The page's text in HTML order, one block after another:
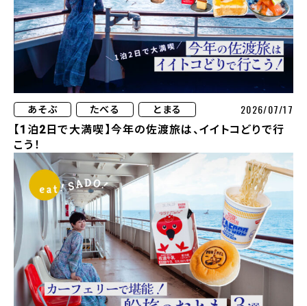
あそぶ たべる とまる 2026/07/17
【1泊2日で大満喫】今年の佐渡旅は、イイトコどりで行
こう！